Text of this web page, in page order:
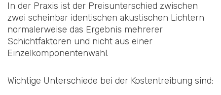
In der Praxis ist der Preisunterschied zwischen
zwei scheinbar identischen akustischen Lichtern
normalerweise das Ergebnis mehrerer
Schichtfaktoren und nicht aus einer
Einzelkomponentenwahl.
Wichtige Unterschiede bei der Kostentreibung sind: